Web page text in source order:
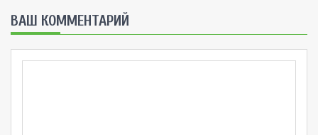
ВАШ КОММЕНТАРИЙ